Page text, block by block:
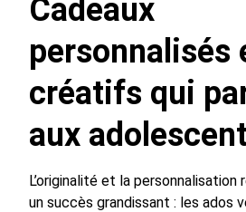
Cadeaux
personnalisés
créatifs qui
aux
L’originalité et la personnalisation
un succès grandissant : les ados